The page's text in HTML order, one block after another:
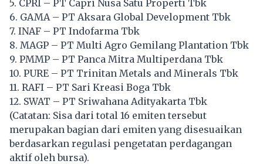
5. CPRI – PT Capri Nusa Satu Properti Tbk
6. GAMA – PT Aksara Global Development Tbk
7. INAF – PT Indofarma Tbk
8. MAGP – PT Multi Agro Gemilang Plantation Tbk
9. PMMP – PT Panca Mitra Multiperdana Tbk
10. PURE – PT Trinitan Metals and Minerals Tbk
11. RAFI – PT Sari Kreasi Boga Tbk
12. SWAT – PT Sriwahana Adityakarta Tbk
(Catatan: Sisa dari total 16 emiten tersebut
merupakan bagian dari emiten yang disesuaikan
berdasarkan regulasi pengetatan perdagangan
aktif oleh bursa).